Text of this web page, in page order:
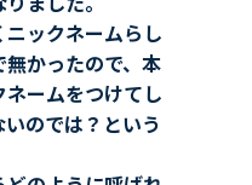
ックネームらし
かったので、本
ームをつけてし
のでは？という